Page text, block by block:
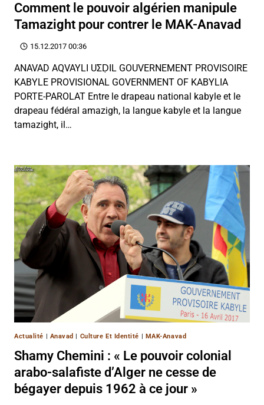
Comment le pouvoir algérien manipule
Tamazight pour contrer le MAK-Anavad
15.12.2017 00:36
ANAVAD AQVAYLI UΣḌIL GOUVERNEMENT PROVISOIRE
KABYLE PROVISIONAL GOVERNMENT OF KABYLIA
PORTE-PAROLAT Entre le drapeau national kabyle et le
drapeau fédéral amazigh, la langue kabyle et la langue
tamazight, il…
Actualité | Anavad | Culture Et Identité | MAK-Anavad
Shamy Chemini : « Le pouvoir colonial
arabo-salafiste d’Alger ne cesse de
bégayer depuis 1962 à ce jour »